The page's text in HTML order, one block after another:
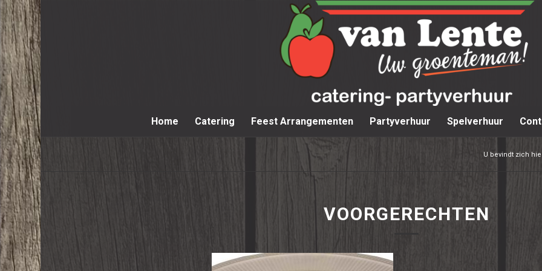
Home Catering Feest Arrangementen Partyverhuur Spelverhuur
U bevindt zich
VOORGERECHTEN